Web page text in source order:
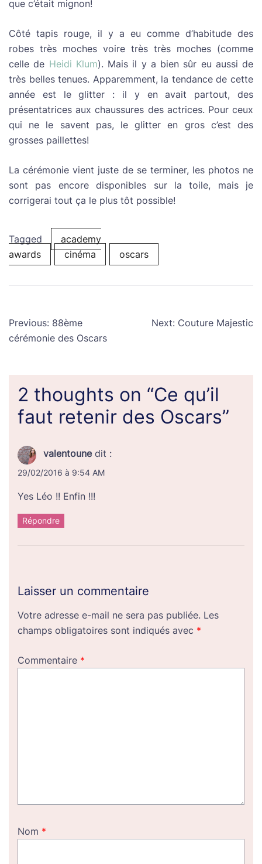
que c’était mignon!
Côté tapis rouge, il y a eu comme d’habitude des
robes très moches voire très très moches (comme
celle de Heidi Klum). Mais il y a bien sûr eu aussi de
très belles tenues. Apparemment, la tendance de cette
année est le glitter : il y en avait partout, des
présentatrices aux chaussures des actrices. Pour ceux
qui ne le savent pas, le glitter en gros c’est des
grosses paillettes!
La cérémonie vient juste de se terminer, les photos ne
sont pas encore disponibles sur la toile, mais je
corrigerai tout ça le plus tôt possible!
Tagged
academy
awards
cinéma oscars
Navigation
de
Previous: 88ème
cérémonie des Oscars
Next: Couture Majestic
2 thoughts on “Ce qu’il
faut retenir des Oscars”
valentoune dit :
29/02/2016 à 9:54 AM
Yes Léo !! Enfin !!!
Répondre
Laisser un commentaire
Votre adresse e-mail ne sera pas publiée. Les
champs obligatoires sont indiqués avec *
Commentaire *
Nom *